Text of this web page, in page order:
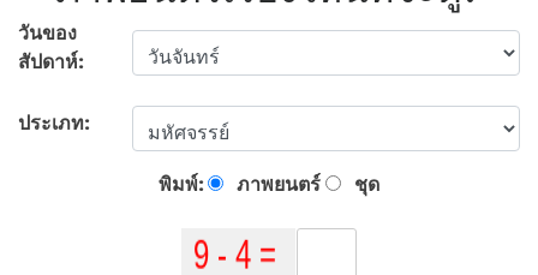
วันของ
สัปดาห์:
ประเภท:
พิมพ์: ภาพยนตร์ ชุด